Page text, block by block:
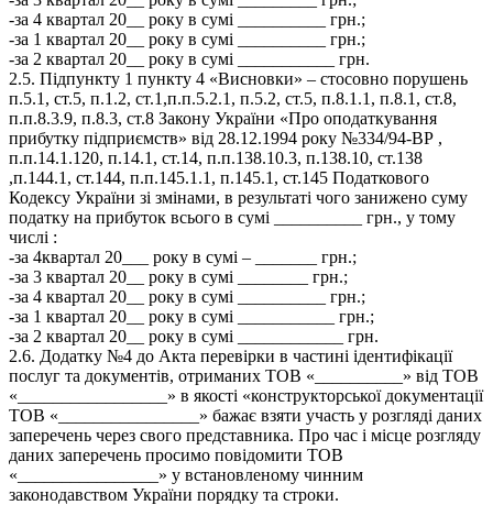
-за 4 квартал 20__ року в сумі __________ грн.;
-за 1 квартал 20__ року в сумі __________ грн.;
-за 2 квартал 20__ року в сумі ___________ грн.
2.5. Підпункту 1 пункту 4 «Висновки» – стосовно порушень
п.5.1, ст.5, п.1.2, ст.1,п.п.5.2.1, п.5.2, ст.5, п.8.1.1, п.8.1, ст.8,
п.п.8.3.9, п.8.3, ст.8 Закону України «Про оподаткування
прибутку підприємств» від 28.12.1994 року №334/94-ВР ,
п.п.14.1.120, п.14.1, ст.14, п.п.138.10.3, п.138.10, ст.138
,п.144.1, ст.144, п.п.145.1.1, п.145.1, ст.145 Податкового
Кодексу України зі змінами, в результаті чого занижено суму
податку на прибуток всього в сумі __________ грн., у тому
числі :
-за 4квартал 20___ року в сумі – _______ грн.;
-за 3 квартал 20__ року в сумі ________ грн.;
-за 4 квартал 20__ року в сумі __________ грн.;
-за 1 квартал 20__ року в сумі ___________ грн.;
-за 2 квартал 20__ року в сумі ____________ грн.
2.6. Додатку №4 до Акта перевірки в частині ідентифікації
послуг та документів, отриманих ТОВ «__________» від ТОВ
«_________________» в якості «конструкторської документації
ТОВ «________________» бажає взяти участь у розгляді даних
заперечень через свого представника. Про час і місце розгляду
даних заперечень просимо повідомити ТОВ
«________________» у встановленому чинним
законодавством України порядку та строки.